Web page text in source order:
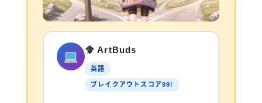
ArtBuds
英語
ブレイクアウトスコア99!